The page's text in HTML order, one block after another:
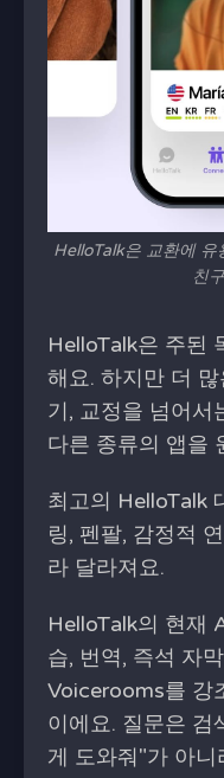
HelloTalk은 교환에 유
친
HelloTalk은 주된
해요. 하지만 더
기, 교정을 넘어서
다른 종류의 앱을
최고의 HelloTalk
링, 펜팔, 감정적
라 달라져요.
HelloTalk의 현재
습, 번역, 즉석 자
Voicerooms를 강
이에요. 질문은 검
게 도와줘"가 아